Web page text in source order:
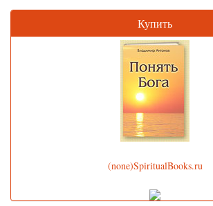
Купить
(none)SpiritualBooks.ru